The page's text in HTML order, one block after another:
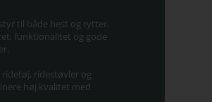
til både hest og rytter.
funktionalitet og gode
ridestøvler og
høj kvalitet med